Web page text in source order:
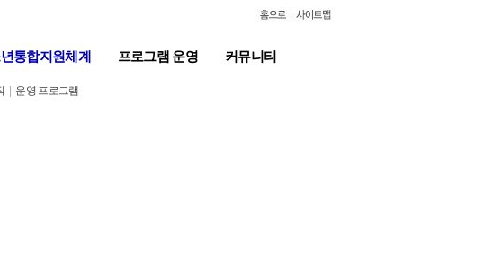
통합지원체계
운영 프로그램
프로그램 운영 커뮤니티